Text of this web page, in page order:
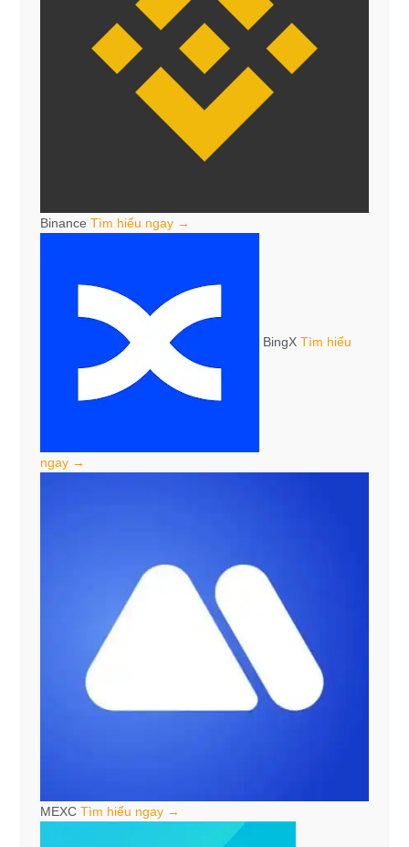
Binance Tìm hiểu ngay →
BingX Tìm hiểu
ngay →
MEXC Tìm hiểu ngay →